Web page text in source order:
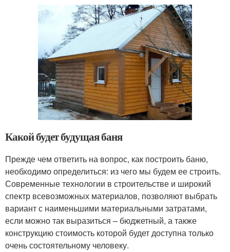
Какой будет будущая баня
Прежде чем ответить на вопрос, как построить баню,
необходимо определиться: из чего мы будем ее строить.
Современные технологии в строительстве и широкий
спектр всевозможных материалов, позволяют выбрать
вариант с наименьшими материальными затратами,
если можно так выразиться – бюджетный, а также
конструкцию стоимость которой будет доступна только
очень состоятельному человеку.